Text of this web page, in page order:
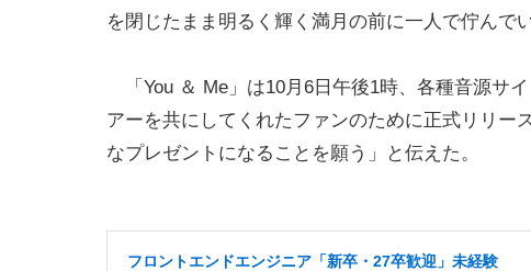
を閉じたまま明るく輝く満月の前に一人で佇んで
「You ＆ Me」は10月6日午後1時、各種音源サ
アーを共にしてくれたファンのために正式リリー
なプレゼントになることを願う」と伝えた。
フロントエンドエンジニア「新卒・27卒歓迎」未経験